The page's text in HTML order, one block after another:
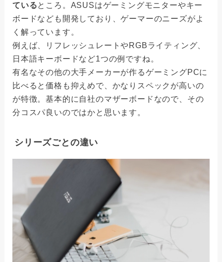
ているところ。ASUSはゲーミングモニターやキー
ボードなども開発しており、ゲーマーのニーズがよ
く解っています。
例えば、リフレッシュレートやRGBライティング、
日本語キーボードなど1つの例ですね。
有名なその他の大手メーカーが作るゲーミングPCに
比べると価格も抑えめで、かなりスペックが高いの
が特徴。基本的に自社のマザーボードなので、その
分コスパ良いのではかと思います。
シリーズごとの違い